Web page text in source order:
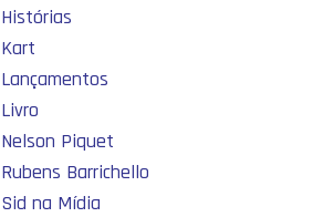
Histórias
Kart
Lançamentos
Livro
Nelson Piquet
Rubens Barrichello
Sid na Mídia